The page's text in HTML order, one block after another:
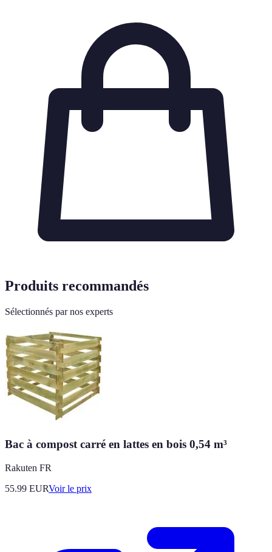
Produits recommandés
Sélectionnés par nos experts
Bac à compost carré en lattes en bois 0,54 m³
Rakuten FR
55.99 EURVoir le prix